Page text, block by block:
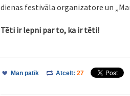
dienas festivāla organizatore un
Tēti ir lepni par to, ka ir tēti!
Man patīk Atcelt: 27